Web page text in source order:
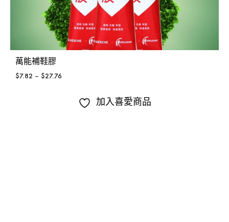
萬能補鞋膠
$7.82 – $27.76
加入喜愛商品